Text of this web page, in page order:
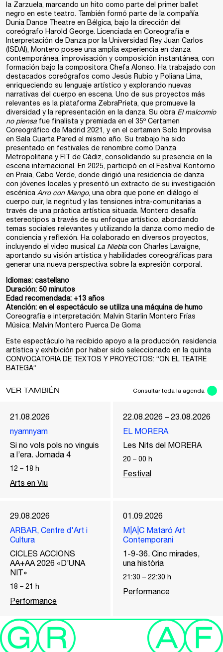
la Zarzuela, marcando un hito como parte del primer ballet
negro en este teatro. También formó parte de la compañía
Dunia Dance Theatre en Bélgica, bajo la dirección del
coreógrafo Harold George. Licenciada en Coreografía e
Interpretación de Danza por la Universidad Rey Juan Carlos
(ISDAl), Montero posee una amplia experiencia en danza
contemporánea, improvisación y composición instantánea, con
formación bajo la compositora Chefa Alonso. Ha trabajado con
destacados coreógrafos como Jesús Rubio y Poliana Lima,
enriqueciendo su lenguaje artístico y explorando nuevas
narrativas del cuerpo en escena. Uno de sus proyectos más
relevantes es la plataforma ZebraPrieta, que promueve la
diversidad y la representación en la danza. Su obra El malcomío
no piensa fue finalista y premiada en el 35º Certamen
Coreográfico de Madrid 2021, y en el certamen Solo Improvisa
en Sala Cuarta Pared el mismo año. Su trabajo ha sido
presentado en festivales de renombre como Danza
Metropolitana y FIT de Cádiz, consolidando su presencia en la
escena internacional. En 2025, participó en el Festival Kontorno
en Praia, Cabo Verde, donde dirigió una residencia de danza
con jóvenes locales y presentó un extracto de su investigación
escénica Arro con Mango, una obra que pone en diálogo el
cuerpo cuir, la negritud y las tensiones intra-comunitarias a
través de una práctica artística situada. Montero desafía
estereotipos a través de su enfoque artístico, abordando
temas sociales relevantes y utilizando la danza como medio de
conciencia y reflexión. Ha colaborado en diversos proyectos,
incluyendo el video musical La Niebla con Charles Lavaigne,
aportando su visión artística y habilidades coreográficas para
generar una nueva perspectiva sobre la expresión corporal.
Idiomas: castellano
Duración: 50 minutos
Edad recomendada: +13 años
Atención: en el espectáculo se utiliza una máquina de humo
Coreografía e interpretación: Malvin Starlin Montero Frías
Música: Malvin Montero Puerca De Goma
Este espectáculo ha recibido apoyo a la producción, residencia
artística y exhibición por haber sido seleccionado en la quinta
CONVOCATORIA DE TEXTOS Y PROYECTOS: “ON EL TEATRE
BATEGA”
VER TAMBIÉN Consultar toda la agenda
21.08.2026
nyamnyam
Si no vols pols no vinguis
a l’era. Jornada 4
12 – 18 h
Arts en Viu
22.08.2026 – 23.08.2026
EL MORERA
Les Nits del MORERA
20 – 00 h
Festival
29.08.2026
ARBAR, Centre d'Art i
Cultura
CICLES ACCIONS
AA+AA 2026 «D’UNA
NIT»
18 – 21 h
Performance
01.09.2026
M|A|C Mataró Art
Contemporani
1-9-36. Cinc mirades,
una història
21:30 – 22:30 h
Performance